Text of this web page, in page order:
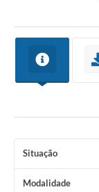
Situação
Modalidade